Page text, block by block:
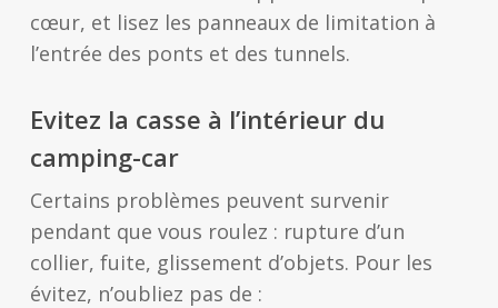
cœur, et lisez les panneaux de limitation à
l’entrée des ponts et des tunnels.
Evitez la casse à l’intérieur du
camping-car
Certains problèmes peuvent survenir
pendant que vous roulez : rupture d’un
collier, fuite, glissement d’objets. Pour les
évitez, n’oubliez pas de :